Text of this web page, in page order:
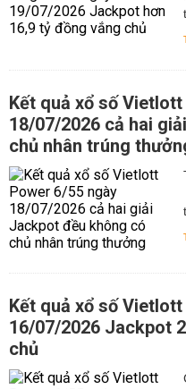
Kết quả xổ số
18/07/2026 cả hai
chủ nhân trúng
Kết quả xổ số
16/07/2026 Jackpot
chủ